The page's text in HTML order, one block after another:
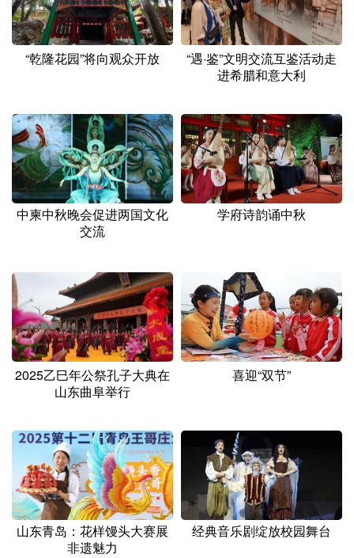
多语种频道
Français عربى
Русский язык 日本語 한국어
Deutsch Português
“乾隆花园”将向观众开放
“遇·鉴”文明交流互鉴活动走
进希腊和意大利
中柬中秋晚会促进两国文化
交流
学府诗韵诵中秋
2025乙巳年公祭孔子大典在
山东曲阜举行
喜迎“双节”
山东青岛：花样馒头大赛展
非遗魅力
经典音乐剧绽放校园舞台